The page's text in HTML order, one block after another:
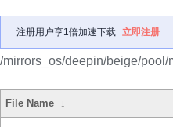
注册用户享1倍加速下载 立即注册
/mirrors_os/deepin/beige/
File Name ↓